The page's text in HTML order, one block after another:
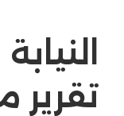
تقرير